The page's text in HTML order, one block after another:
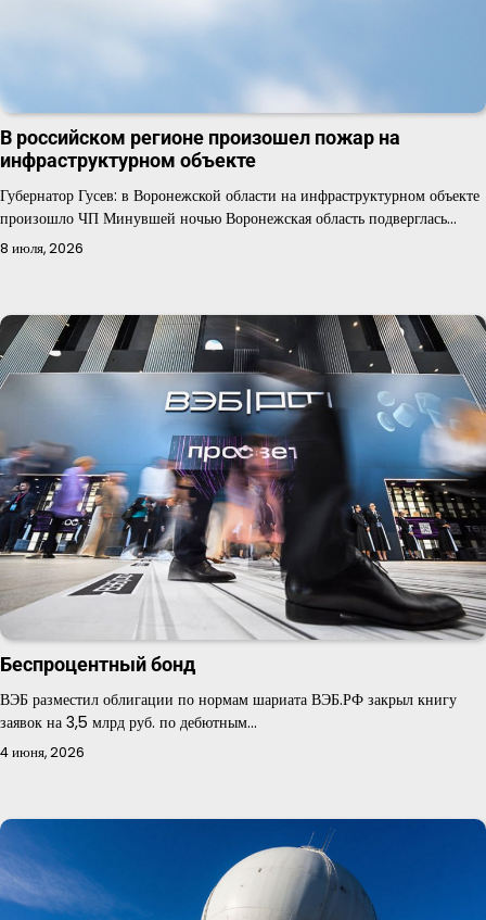
В российском регионе произошел пожар на
инфраструктурном объекте
Губернатор Гусев: в Воронежской области на инфраструктурном объекте
произошло ЧП Минувшей ночью Воронежская область подверглась…
8 июля, 2026
Беспроцентный бонд
ВЭБ разместил облигации по нормам шариата ВЭБ.РФ закрыл книгу
заявок на 3,5 млрд руб. по дебютным…
4 июня, 2026